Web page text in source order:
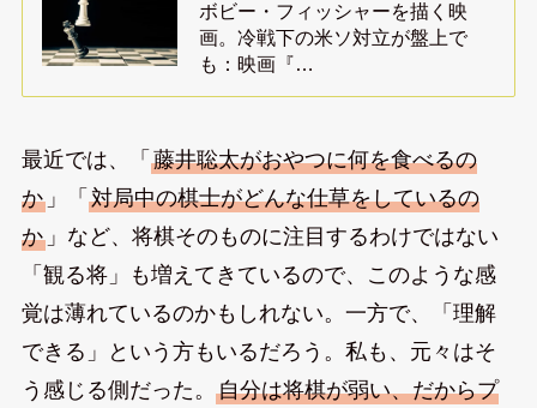
ボビー・フィッシャーを描く映
画。冷戦下の米ソ対立が盤上で
も：映画『…
最近では、「 藤井聡太がおやつに何を食べるの
か」「 対局中の棋士がどんな仕草をしているの
か」など、将棋そのものに注目するわけではない
「観る将」も増えてきているので、このような感
覚は薄れているのかもしれない。一方で、「理解
できる」という方もいるだろう。私も、元々はそ
う感じる側だった。 自分は将棋が弱い、だからプ